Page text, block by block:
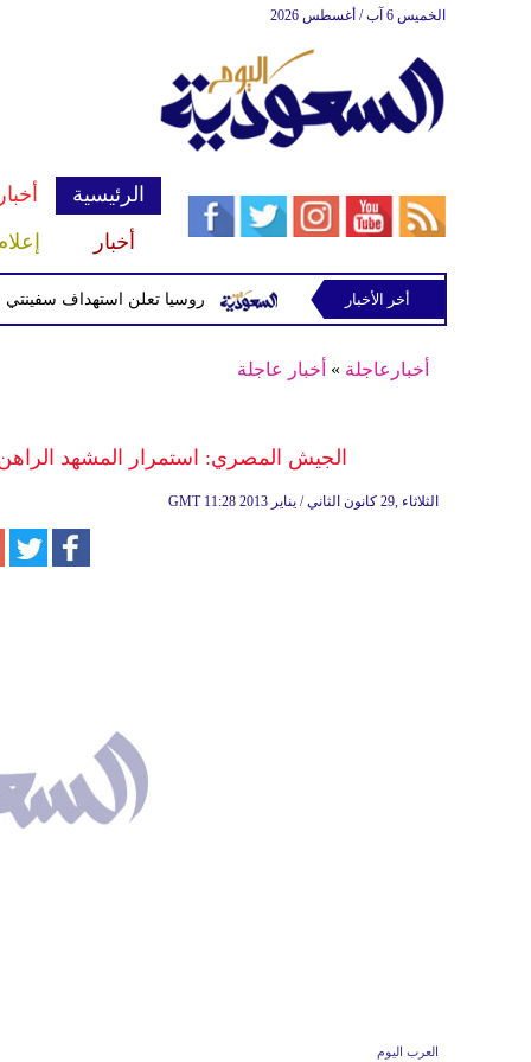
الخميس 6 آب / أغسطس 2026
الرئيسية
أخبار
روسيا تعلن استهداف سفينتي شحن للحوثيين غربي صنعاء
أخر الأخبار
أخبارعاجلة » أخبار عاجلة
الجيش المصري: استمرار المشهد
GMT 11:28 2013 الثلاثاء ,29 كانون الثاني / يناير
العرب اليوم